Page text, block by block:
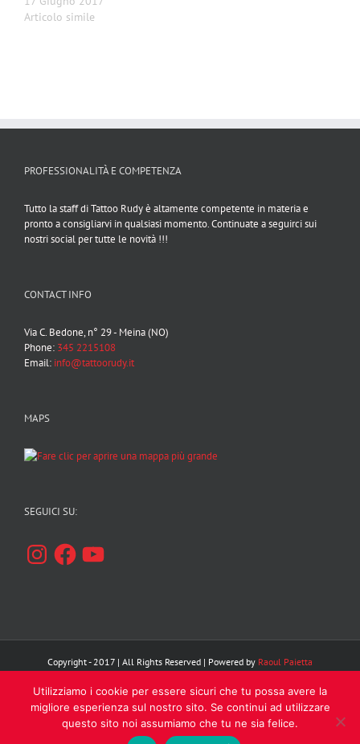
Articolo simile
PROFESSIONALITÀ E COMPETENZA
Tutto la staff di Tattoo Rudy è altamente competente in materia e
pronto a consigliarvi in qualsiasi momento. Continuate a seguirci sui
nostri social per tutte le novità !!!
CONTACT INFO
Via C. Bedone, n° 29 - Meina (NO)
Phone: 345 2215108
Email: info@tattoorudy.it
MAPS
SEGUICI SU:
InstagramFacebookYouTube
Copyright - 2017 | All Rights Reserved | Powered by Raoul Paietta
FacebookInstagram
YouTube
Utilizziamo i cookie per essere sicuri che tu possa avere la
migliore esperienza sul nostro sito. Se continui ad utilizzare
questo sito noi assumiamo che tu ne sia felice.